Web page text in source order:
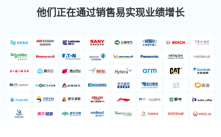
他们正在通过销售易实现业绩增长